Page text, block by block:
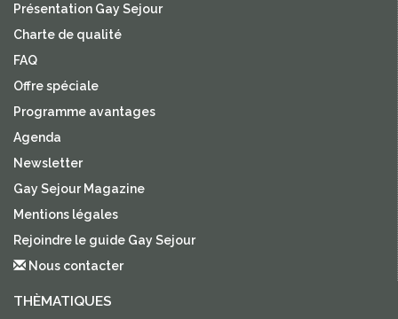
Présentation Gay Sejour
Charte de qualité
FAQ
Offre spéciale
Programme avantages
Agenda
Newsletter
Gay Sejour Magazine
Mentions légales
Rejoindre le guide Gay Sejour
Nous contacter
THÈMATIQUES